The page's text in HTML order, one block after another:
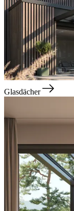
Glasdächer